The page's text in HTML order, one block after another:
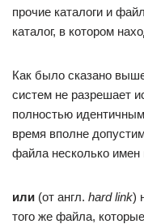
прочие каталоги и
каталог, в котором
Как было сказано
систем не разрешает
полностью
время вполне
файла несколько
или (от англ. hard link)
того же файла,